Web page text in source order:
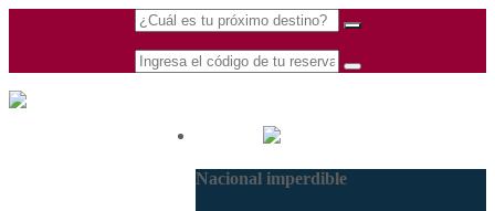
Nacional imperdible